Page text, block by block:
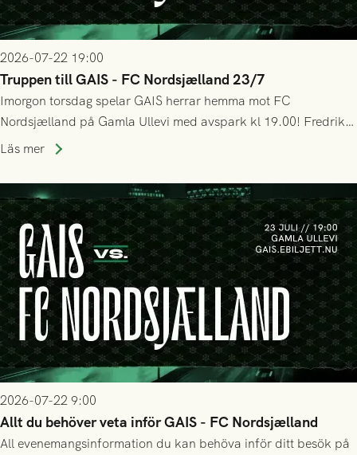
2026-07-22 19:00
Truppen till GAIS - FC Nordsjælland 23/7
Imorgon torsdag spelar GAIS herrar hemma mot FC
Nordsjælland på Gamla Ullevi med avspark kl 19.00! Fredrik
Holmberg och ledarstaben har tagit ut följande trupp till
Läs mer
2026-07-22 9:00
Allt du behöver veta inför GAIS - FC Nordsjælland
All evenemangsinformation du kan behöva inför ditt besök på